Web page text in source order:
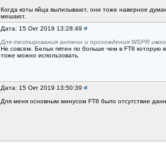
Когда коты яйца вылизывают, они тоже наверное
мешают.
Дата: 15 Окт 2019 13:28:49 #
Для тестирования антенн и прохождения WSPR
Не совсем. Белых пятен по больше чем в FT8 которую в
тоже можно использовать.
Дата: 15 Окт 2019 13:50:39 #
Для меня основным минусом FT8 было отсутствие